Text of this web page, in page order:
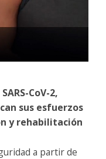
CoV-2,
sus esfuerzos
y rehabilitación
a partir de